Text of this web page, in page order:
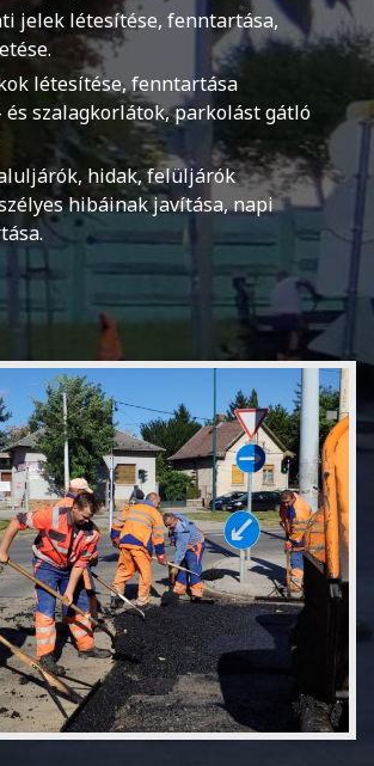
jelek létesítése, fenntartása,
létesítése, fenntartása
és szalagkorlátok, parkolást gátló
hidak, felüljárók
hibáinak javítása, napi